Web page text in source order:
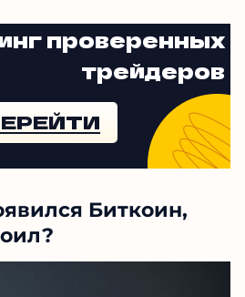
проверенных
трейдеров
Биткоин,